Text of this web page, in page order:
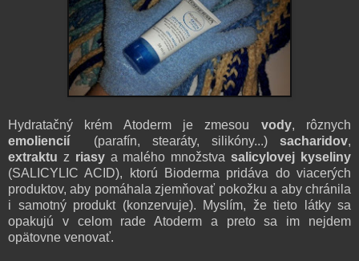
Hydratačný krém Atoderm je zmesou vody, rôznych
emoliencií (parafín, stearáty, silikóny...) sacharidov,
extraktu z riasy a malého množstvasalicylovej kyseliny
(SALICYLIC ACID), ktorú Bioderma pridáva do viacerých
produktov, aby pomáhala zjemňovať pokožku a aby chránila
i samotný produkt (konzervuje). Myslím, že tieto látky sa
opakujú v celom rade Atoderm a preto sa im nejdem
opätovne venovať.